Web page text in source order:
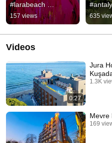
#larabeach
#beachparty
157 views 635
Videos
0:27
Jura
1.3K
Mevre
169